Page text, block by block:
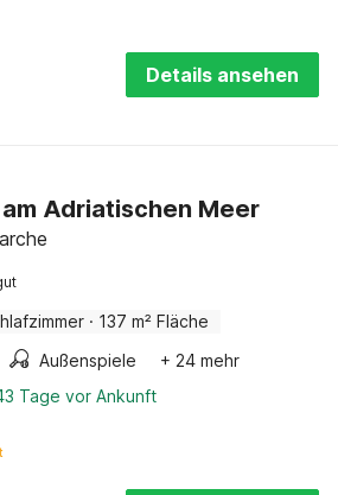
Details ansehen
Adriatischen Meer
· 137 m² Fläche
Außenspiele
+ 24 mehr
Tage vor Ankunft